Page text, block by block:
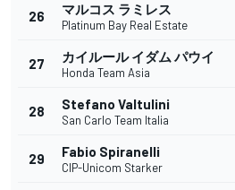
26 マルコス ラミレス
Platinum Bay Real Estate
27 カイルール イダム パウイ
Honda Team Asia
28 Stefano Valtulini
San Carlo Team Italia
29 Fabio Spiranelli
CIP-Unicom Starker